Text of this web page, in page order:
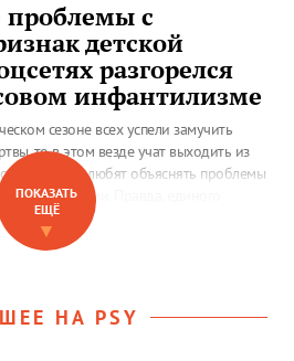
проблемы с
детской
разгорелся
инфантилизме
сезоне всех успели замучить
то в этом везде учат выходить из
любят объяснять проблемы
— с деньгами. Правда, единого
нет даже в рядах психологов, что уж
ПОКАЗАТЬ
ЕЩЁ
▼
НА PSY